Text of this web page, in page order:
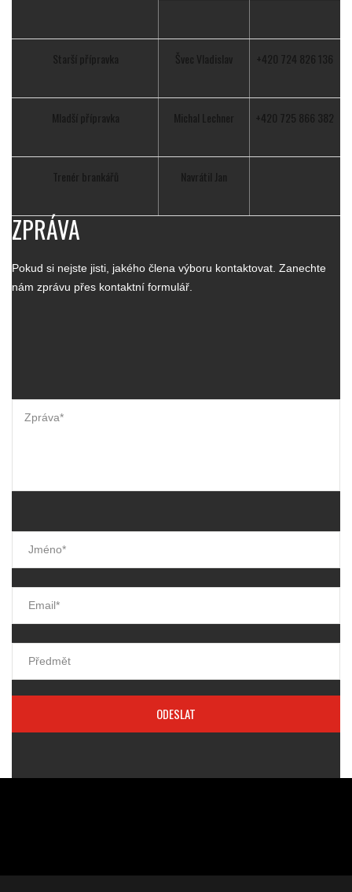
Starší přípravka Švec Vladislav +420 724 826 136
Mladší přípravka Michal Lechner +420 725 866 382
Trenér brankářů Navrátil Jan
ZPRÁVA
Pokud si nejste jisti, jakého člena výboru kontaktovat. Zanechte
nám zprávu přes kontaktní formulář.